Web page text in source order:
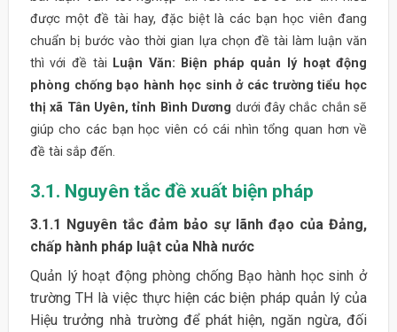
được một đề tài hay, đặc biệt là các bạn học viên đang
chuẩn bị bước vào thời gian lựa chọn đề tài làm luận văn
thì với đề tài Luận Văn: Biện pháp quản lý hoạt động
phòng chống bạo hành học sinh ở các trường tiểu học
thị xã Tân Uyên, tỉnh Bình Dương dưới đây chắc chắn sẽ
giúp cho các bạn học viên có cái nhìn tổng quan hơn về
đề tài sắp đến.
3.1. Nguyên tắc đề xuất biện pháp
3.1.1 Nguyên tắc đảm bảo sự lãnh đạo của Đảng,
chấp hành pháp luật của Nhà nước
Quản lý hoạt động phòng chống Bạo hành học sinh ở
trường TH là việc thực hiện các biện pháp quản lý của
Hiệu trưởng nhà trường để phát hiện, ngăn ngừa, đối